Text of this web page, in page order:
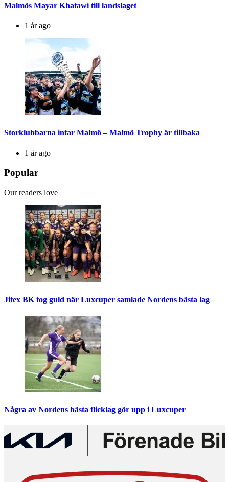
Malmös Mayar Khatawi till landslaget
1 år ago
Storklubbarna intar Malmö – Malmö Trophy är tillbaka
1 år ago
Popular
Our readers love
Jitex BK tog guld när Luxcuper samlade Nordens bästa lag
Några av Nordens bästa flicklag gör upp i Luxcuper